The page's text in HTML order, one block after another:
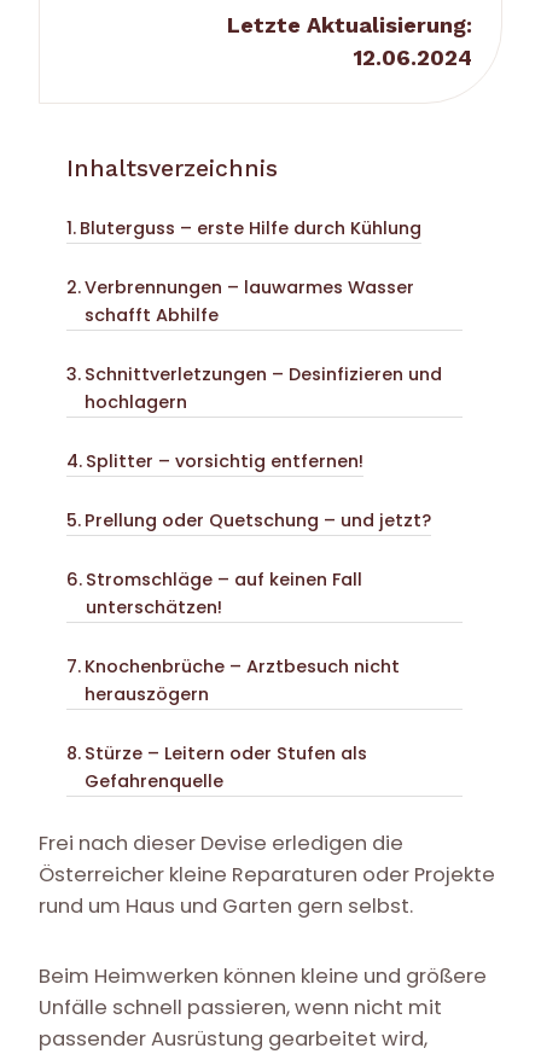
Letzte Aktualisierung:
12.06.2024
Inhaltsverzeichnis
Bluterguss – erste Hilfe durch Kühlung
Verbrennungen – lauwarmes Wasser
schafft Abhilfe
Schnittverletzungen – Desinfizieren und
hochlagern
Splitter – vorsichtig entfernen!
Prellung oder Quetschung – und jetzt?
Stromschläge – auf keinen Fall
unterschätzen!
Knochenbrüche – Arztbesuch nicht
herauszögern
Stürze – Leitern oder Stufen als
Gefahrenquelle
Frei nach dieser Devise erledigen die
Österreicher kleine Reparaturen oder Projekte
rund um Haus und Garten gern selbst.
Beim Heimwerken können kleine und größere
Unfälle schnell passieren, wenn nicht mit
passender Ausrüstung gearbeitet wird,